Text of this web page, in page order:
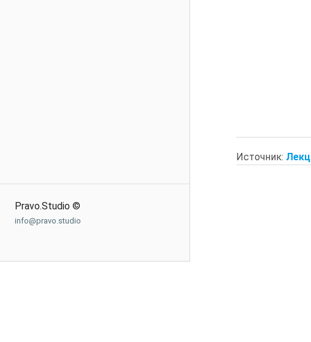
Pravo.Studio ©
info@pravo.studio
Источник: